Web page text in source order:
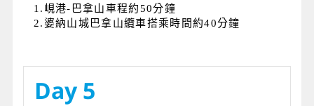
1.峴港-巴拿山車程約50分鐘
2.婆納山城巴拿山纜車搭乘時間約40分鐘
Day 5